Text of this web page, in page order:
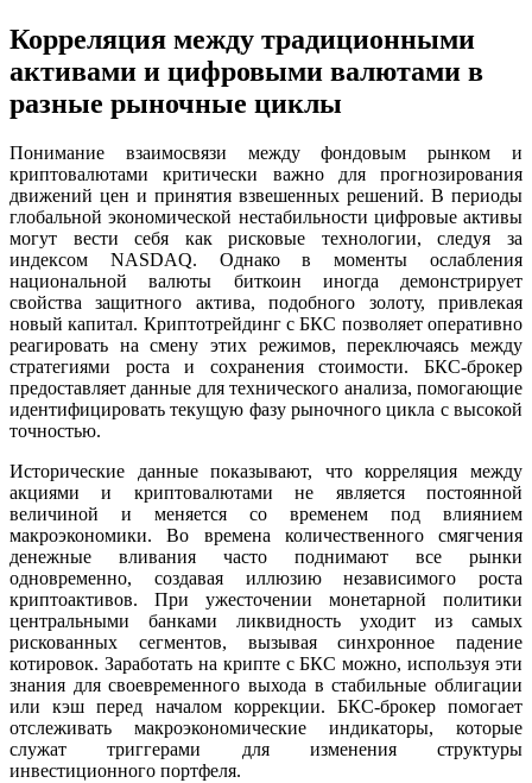
Корреляция между традиционными
активами и цифровыми валютами в
разные рыночные циклы
Понимание взаимосвязи между фондовым рынком и
криптовалютами критически важно для прогнозирования
движений цен и принятия взвешенных решений. В периоды
глобальной экономической нестабильности цифровые активы
могут вести себя как рисковые технологии, следуя за
индексом NASDAQ. Однако в моменты ослабления
национальной валюты биткоин иногда демонстрирует
свойства защитного актива, подобного золоту, привлекая
новый капитал. Криптотрейдинг с БКС позволяет оперативно
реагировать на смену этих режимов, переключаясь между
стратегиями роста и сохранения стоимости. БКС-брокер
предоставляет данные для технического анализа, помогающие
идентифицировать текущую фазу рыночного цикла с высокой
точностью.
Исторические данные показывают, что корреляция между
акциями и криптовалютами не является постоянной
величиной и меняется со временем под влиянием
макроэкономики. Во времена количественного смягчения
денежные вливания часто поднимают все рынки
одновременно, создавая иллюзию независимого роста
криптоактивов. При ужесточении монетарной политики
центральными банками ликвидность уходит из самых
рискованных сегментов, вызывая синхронное падение
котировок. Заработать на крипте с БКС можно, используя эти
знания для своевременного выхода в стабильные облигации
или кэш перед началом коррекции. БКС-брокер помогает
отслеживать макроэкономические индикаторы, которые
служат триггерами для изменения структуры
инвестиционного портфеля.